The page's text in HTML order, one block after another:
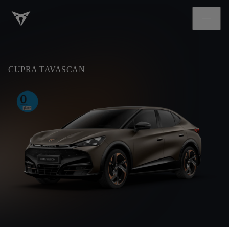
CUPRA TAVASCAN